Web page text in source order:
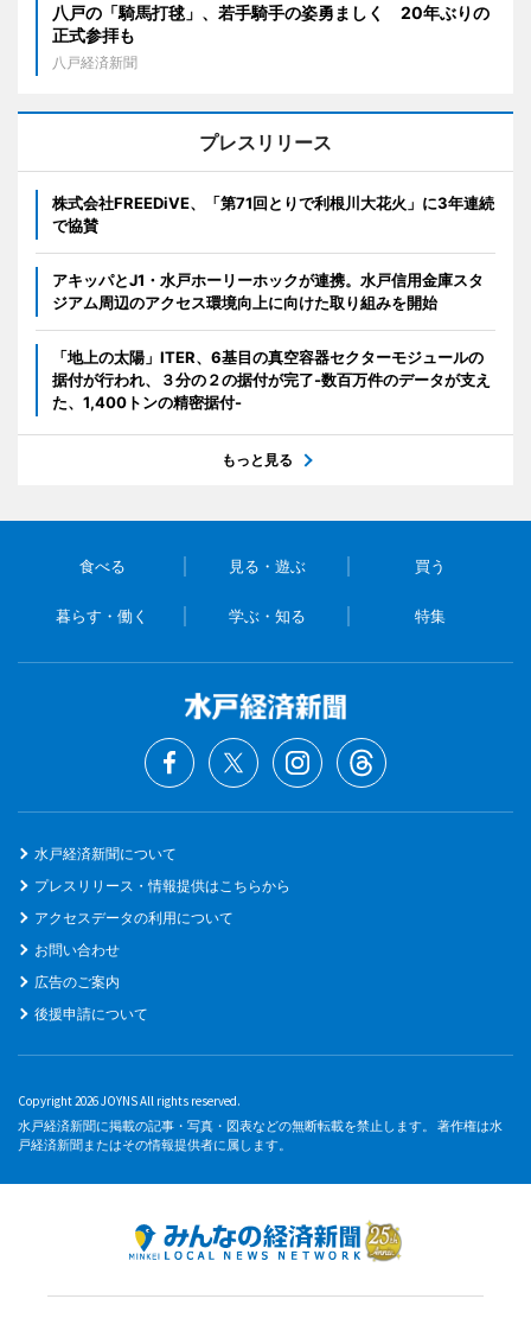
八戸の「騎馬打毬」、若手騎手の姿勇ましく 20年ぶりの
正式参拝も
八戸経済新聞
プレスリリース
株式会社FREEDiVE、「第71回とりで利根川大花火」に3年連続
で協賛
アキッパとJ1・水戸ホーリーホックが連携。水戸信用金庫スタ
ジアム周辺のアクセス環境向上に向けた取り組みを開始
「地上の太陽」ITER、6基目の真空容器セクターモジュールの
据付が行われ、３分の２の据付が完了-数百万件のデータが支え
た、1,400トンの精密据付-
もっと見る
食べる 見る・遊ぶ 買う
暮らす・働く 学ぶ・知る 特集
水戸経済新聞について
プレスリリース・情報提供はこちらから
アクセスデータの利用について
お問い合わせ
広告のご案内
後援申請について
Copyright 2026 JOYNS All rights reserved.
水戸経済新聞に掲載の記事・写真・図表などの無断転載を禁止します。 著作権は水
戸経済新聞またはその情報提供者に属します。